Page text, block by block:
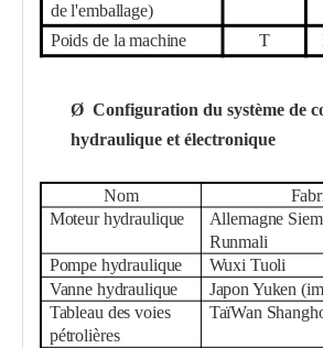
de l'emballage)
Poids de la machine T
Ø Configuration du système de
hydraulique et électronique
Nom
Moteur hydraulique
Allemagne
Runmali
Pompe hydraulique
Wuxi Tuoli
Vanne hydraulique
Japon Yuken
Tableau des voies
pétrolières
TaïWan